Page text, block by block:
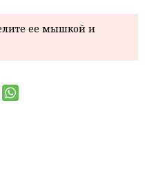
ее мышкой и